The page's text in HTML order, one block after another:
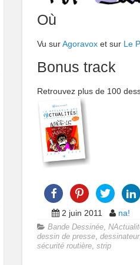
Où
Vu surAgoravox et sur Le
Bonus track
Retrouvez plus de 100
2 juin 2011 na!
Bande Dessinée
dessin de presse dessinateur,
sécurité routière strip